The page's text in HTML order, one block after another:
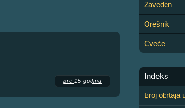
pre 15 godina
Zaveden
Orešnik
Cveće
Indeks
Broj obrtaja